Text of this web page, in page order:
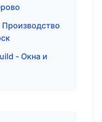
- Окна и